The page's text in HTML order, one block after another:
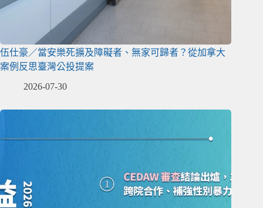
伍仕豪／當安樂死擴及障礙者、無家可歸者？從加拿大
案例反思臺灣公投提案
2026-07-30